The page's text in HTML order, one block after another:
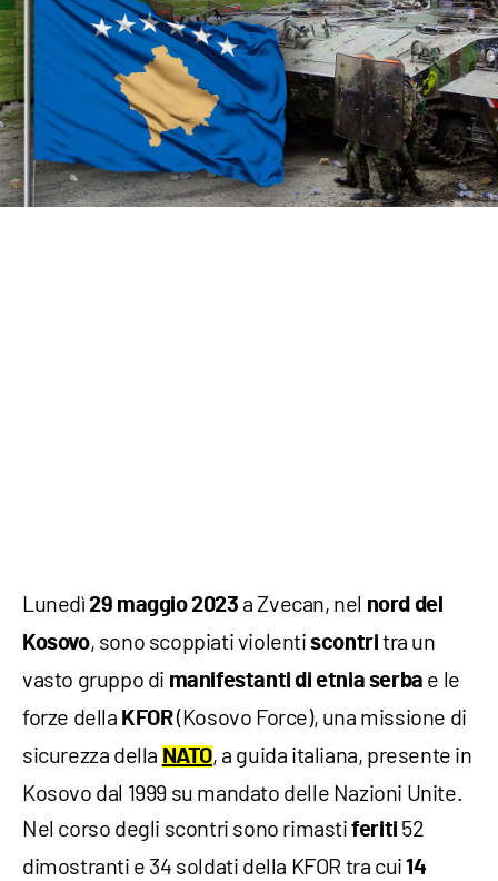
Lunedì29 maggio 2023 a Zvecan, nel nord del
Kosovo, sono scoppiati violentiscontri tra un
vasto gruppo di manifestanti di etnia serba e le
forze della KFOR(Kosovo Force), una missione di
sicurezza della NATO, a guida italiana, presente in
Kosovo dal 1999 su mandato delle Nazioni Unite.
Nel corso degli scontri sono rimastiferiti 52
dimostranti e 34 soldati della KFOR tra cui14